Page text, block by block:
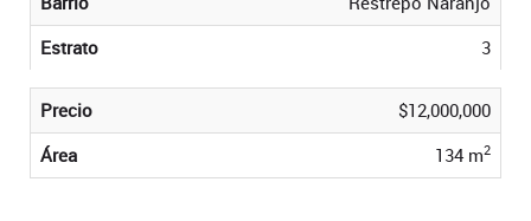
Estrato
3
Precio
$12,000,000
Área
134 m2